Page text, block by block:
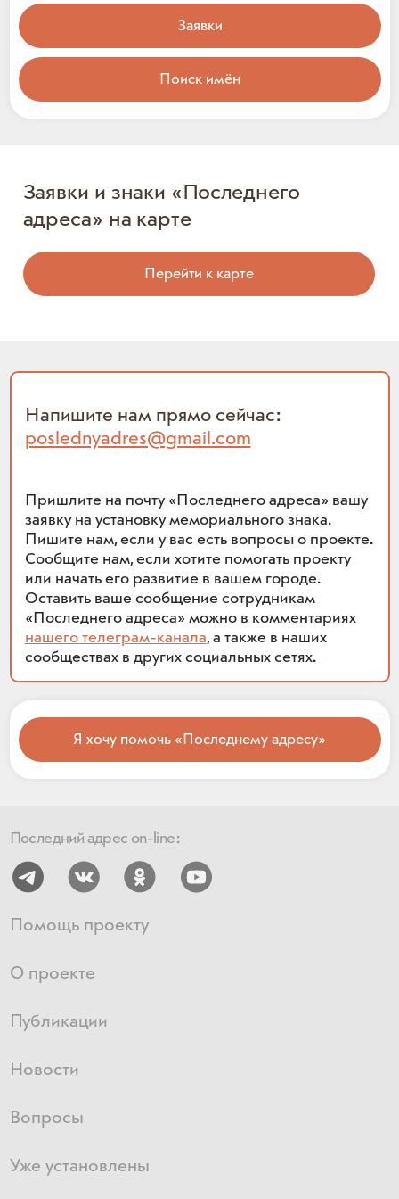
Заявки
Поиск имён
Заявки и знаки «Последнего
адреса» на карте
Перейти к карте
Напишите нам прямо сейчас:
poslednyadres@gmail.com
Пришлите на почту «Последнего адреса» вашу
заявку на установку мемориального знака.
Пишите нам, если у вас есть вопросы о проекте.
Сообщите нам, если хотите помогать проекту
или начать его развитие в вашем городе.
Оставить ваше сообщение сотрудникам
«Последнего адреса» можно в комментариях
нашего телеграм-канала, а также в наших
сообществах в других социальных сетях.
Я хочу помочь «Последнему адресу»
Последний адрес on-line:
Помощь проекту
О проекте
Публикации
Новости
Вопросы
Уже установлены